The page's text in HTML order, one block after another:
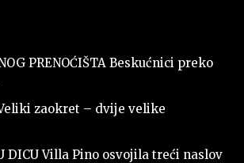
PRENOĆIŠTA Beskućnici preko
zaokret – dvije velike
DICU Villa Pino osvojila treći naslov